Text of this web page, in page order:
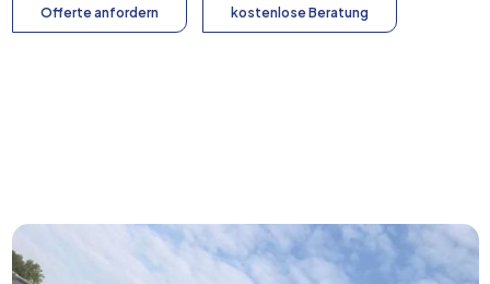
Offerte anfordern kostenlose Beratung